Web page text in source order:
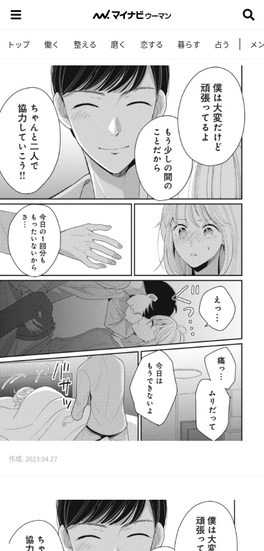
トップ 働く 整える 磨く 恋する 暮らす 占う メ
作成: 2023.04.27